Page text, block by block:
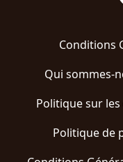
Conditions
Qui sommes-
Politique sur
Politique de